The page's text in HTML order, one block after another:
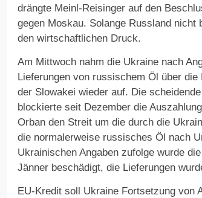
drängte Meinl-Reisinger auf den
gegen Moskau. Solange Russland
den wirtschaftlichen Druck.
Am Mittwoch nahm die Ukraine nach
Lieferungen von russischem Öl über
der Slowakei wieder auf. Die
blockierte seit Dezember die
Orban den Streit um die durch die
die normalerweise russisches Öl nach
Ukrainischen Angaben zufolge wurde
Jänner beschädigt, die Lieferungen
EU-Kredit soll Ukraine Fortsetzung von